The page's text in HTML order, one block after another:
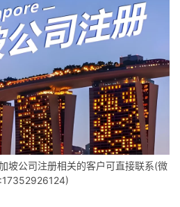
坡公司注册相关的客户可直接联系(微